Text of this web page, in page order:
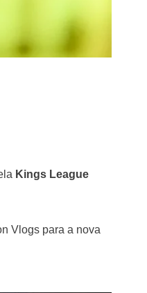
Kings League
Vlogs para a nova